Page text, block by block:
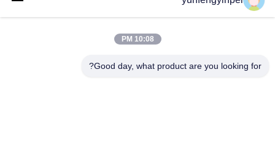
10:08 PM
Good day, what product are you looking for?